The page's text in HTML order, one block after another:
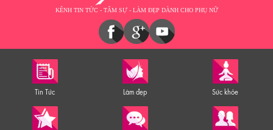
KÊNH TIN TỨC - TÂM SỰ - LÀM ĐẸP DÀNH CHO PHỤ NỮ
Tin Tức Làm đẹp Sức khỏe